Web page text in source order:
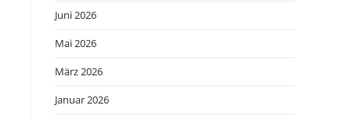
Juni 2026
Mai 2026
März 2026
Januar 2026